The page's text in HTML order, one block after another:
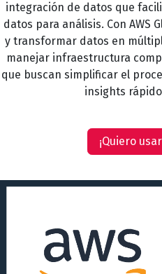
integración de datos que
datos para análisis. Con AWS
y transformar datos en
manejar infraestructura
que buscan simplificar el
insights
¡Quiero